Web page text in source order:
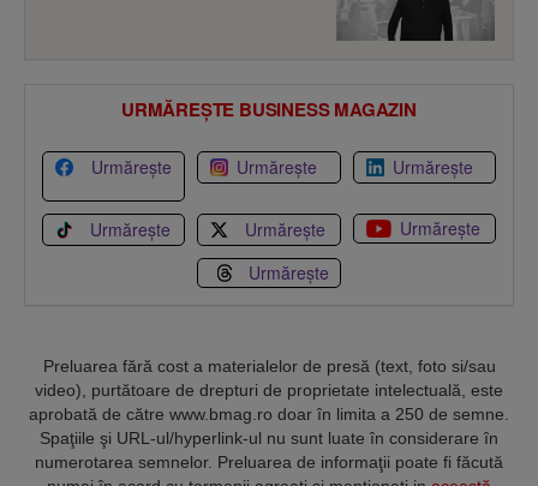
URMĂREȘTE BUSINESS MAGAZIN
Urmărește Urmărește Urmărește
Urmărește Urmărește
Urmărește
Urmărește
Preluarea fără cost a materialelor de presă (text, foto si/sau
video), purtătoare de drepturi de proprietate intelectuală, este
aprobată de către www.bmag.ro doar în limita a 250 de semne.
Spaţiile şi URL-ul/hyperlink-ul nu sunt luate în considerare în
numerotarea semnelor. Preluarea de informaţii poate fi făcută